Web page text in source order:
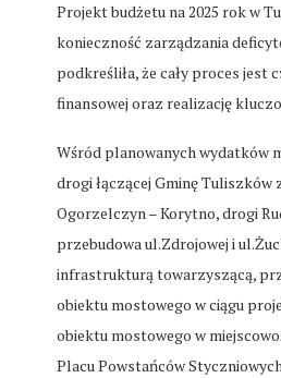
Projekt budżetu na 2025 rok w
konieczność zarządzania
podkreśliła, że cały proces jest
finansowej oraz realizację
Wśród planowanych wydatków
drogi łączącej Gminę Tuliszków
Ogorzelczyn – Korytno, drogi
przebudowa ul.Zdrojowej i
infrastrukturą towarzyszącą,
obiektu mostowego w ciągu
obiektu mostowego w
Placu Powstańców